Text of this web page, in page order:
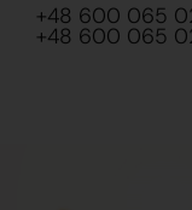
+48 600 065
+48 600 065